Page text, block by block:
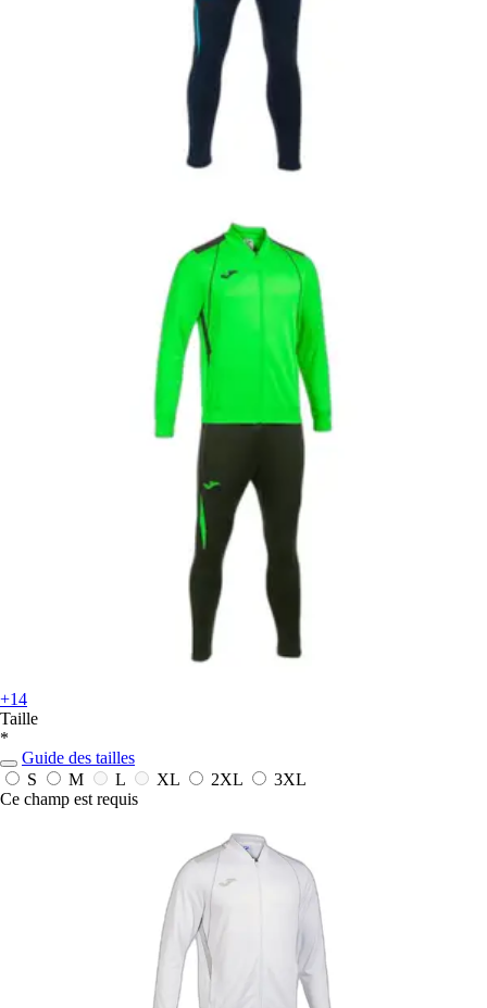
+14
Taille
*
Guide des tailles
S
M L XL 2XL
3XL
Ce champ est requis